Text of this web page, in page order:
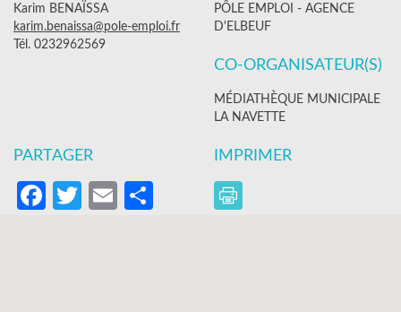
Karim BENAÏSSA
karim.benaissa@pole-emploi.fr
Tél. 0232962569
PÔLE EMPLOI - AGENCE
D'ELBEUF
CO-ORGANISATEUR(S)
MÉDIATHÈQUE MUNICIPALE
LA NAVETTE
PARTAGER
Facebook
Twitter
EmailPartager
IMPRIMER